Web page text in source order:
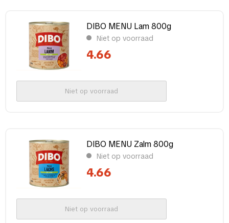
(2)
Toon meer
Verpakking
DIBO MENU Lam 800g
Niet op voorraad
4.66
Niet op voorraad
DIBO MENU Zalm 800g
Niet op voorraad
4.66
Niet op voorraad